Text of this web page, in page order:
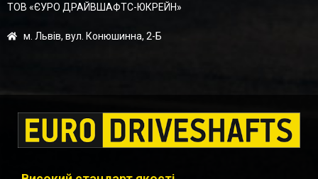
ТОВ «ЄУРО ДРАЙВШАФТC-ЮКРЕЙН»
м. Львів, вул. Конюшинна, 2-Б